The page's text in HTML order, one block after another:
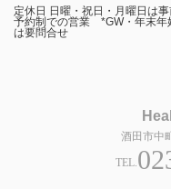
定休日 日曜・祝日・月曜日は
予約制での営業 *GW・年末年
は要問合せ
酒田市中
TEL.